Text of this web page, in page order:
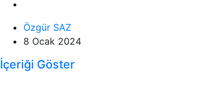
Özgür SAZ
8 Ocak 2024
İçeriği Göster